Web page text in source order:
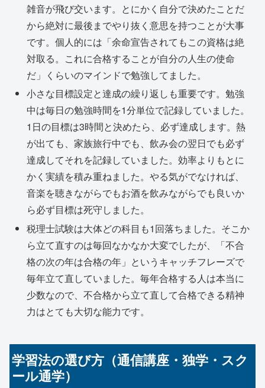
雑音が飛び交います。とにかく自分で決めたことだ
から絶対に最後までやり抜く意思を持つことが大事
です。個人的には「余命宣告されてもこの資格は絶
対取る。これに合格することが自分の人生の使命
だ」くらいのマインドで勉強してました。
小さな目標設定と達成の繰り返しも重要です。勉強
中は毎日の勉強時間を1分単位で記録していました。
1日の目標は3時間と決めたら、必ず達成します。熱
が出ても、家族旅行中でも、飲み会の翌日でも必ず
達成してそれを記録していました。効率よりもとに
かく実績を積み重ねました。やる気がでなければ、
音楽を聴きながらでもお酒を飲みながらでも良いか
ら必ず目標は死守しました。
税理士試験は大体どの科目も1回落ちました。そこか
ら立て直すのは毎回なかなか大変でしたが、「不合
格の次の年は合格の年」というキャッチフレーズで
毎年立て直していました。毎年合格する人は本当に
少数なので、不合格から立て直して合格できる精神
力はとても大切な能力です。
学習法の選び方（通信講座・独学・スク
ール通学）